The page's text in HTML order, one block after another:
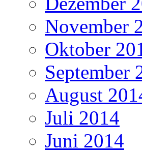
November
Oktober
September
August
Juli 2014
Juni 2014